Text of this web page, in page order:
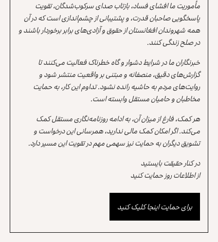
مأموریت ما افشای فساد، بازتاب صدای سرکوب‌شدگان، تقویت
پاسخگویی صاحبان قدرت، و پشتیبانی از چشم‌اندازی است که در آن
همه شهروندان افغانستان از حقوق و آزادی‌های برابر برخوردار باشند و
در صلح زندگی کنند.
خبرنگاران ما در شرایط دشوار و گاه خطرناک فعالیت می‌کنند تا
گزارش‌های دقیق، منصفانه و مبتنی بر واقعیت منتشر شود و
روایت‌های مردم به حاشیه رانده نشود. تداوم این کار، به حمایت
مخاطبان و حامیان مستقل وابسته است.
هر کمک، فارغ از میزان آن، به ادامه روزنامه‌نگاری مستقل کمک
می‌کند. اگر امکان کمک مالی ندارید، همرسانی این درخواست و
تشویق دیگران به حمایت نیز سهمی مهم در تقویت این مسیر دارد.
در کنار حقیقت بایستید
از اطلاعات روز حمایت کنید
برای حمایت اینجا کلیک کنید